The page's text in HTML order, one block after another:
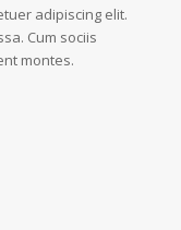
adipiscing elit.
Cum sociis
montes.